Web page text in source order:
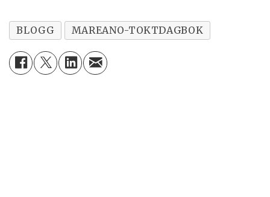
BLOGG MAREANO-TOKTDAGBOK